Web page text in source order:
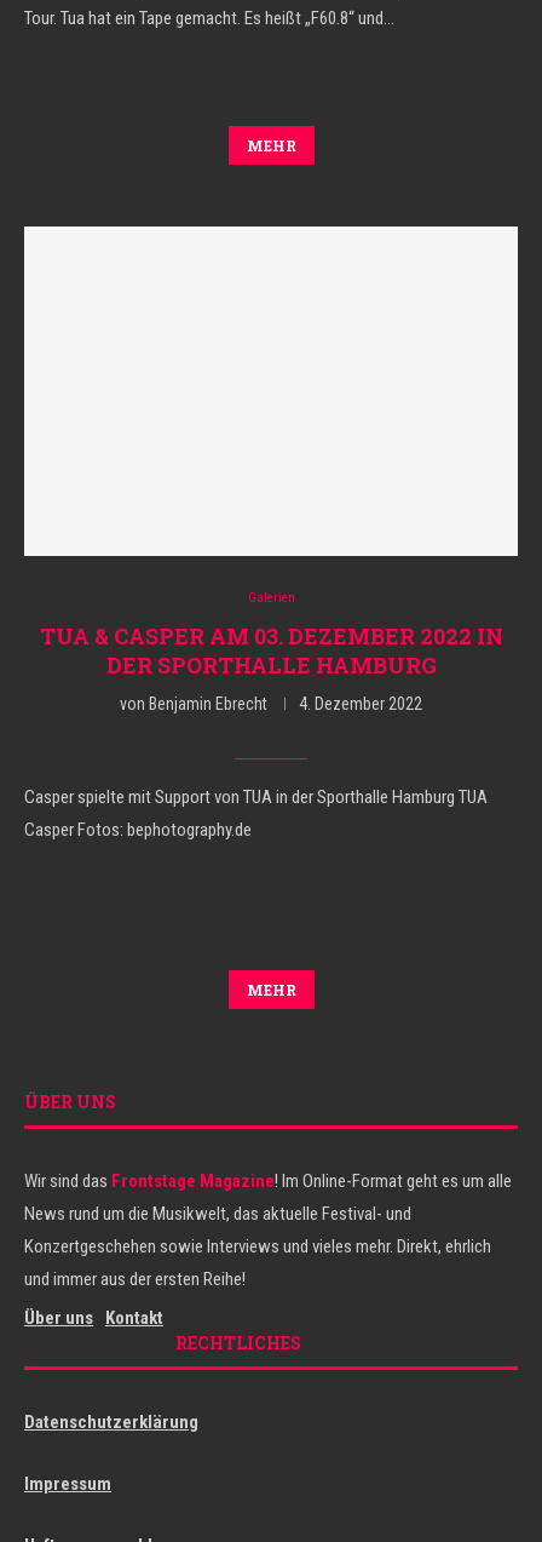
Tour. Tua hat ein Tape gemacht. Es heißt „F60.8“ und…
MEHR
Galerien
TUA & CASPER AM 03. DEZEMBER 2022 IN
DER SPORTHALLE HAMBURG
von Benjamin Ebrecht 4. Dezember 2022
Casper spielte mit Support von TUA in der Sporthalle Hamburg TUA
Casper Fotos: bephotography.de
MEHR
ÜBER UNS
Wir sind das Frontstage Magazine! Im Online-Format geht es um alle
News rund um die Musikwelt, das aktuelle Festival- und
Konzertgeschehen sowie Interviews und vieles mehr. Direkt, ehrlich
und immer aus der ersten Reihe!
Über uns
Kontakt
RECHTLICHES
Datenschutzerklärung
Impressum